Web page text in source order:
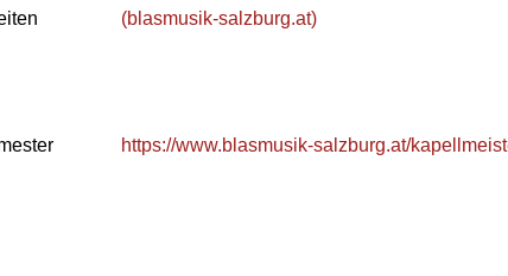
(blasmusik-salzburg.at)
https://www.blasmusik-salzburg.at/